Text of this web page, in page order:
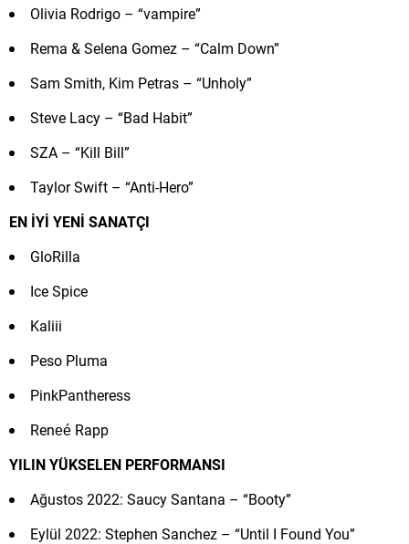
Olivia Rodrigo – “vampire”
Rema & Selena Gomez – “Calm Down”
Sam Smith, Kim Petras – “Unholy”
Steve Lacy – “Bad Habit”
SZA – “Kill Bill”
Taylor Swift – “Anti-Hero”
EN İYİ YENİ SANATÇI
GloRilla
Ice Spice
Kaliii
Peso Pluma
PinkPantheress
Reneé Rapp
YILIN YÜKSELEN PERFORMANSI
Ağustos 2022: Saucy Santana – “Booty”
Eylül 2022: Stephen Sanchez – “Until I Found You”